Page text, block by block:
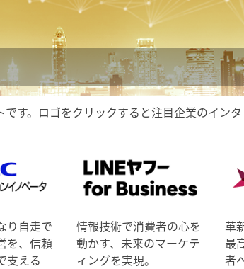
す。ロゴをクリックすると注目企業のイン
り自走で
を、信頼
支える
情報技術で消費者の心を
動かす、未来のマーケテ
ィングを実現。
革
最
者